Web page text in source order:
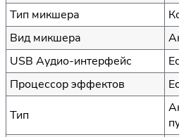
Тип микшера
Вид микшера
USB Аудио-интерфейс
Процессор эффектов
Тип